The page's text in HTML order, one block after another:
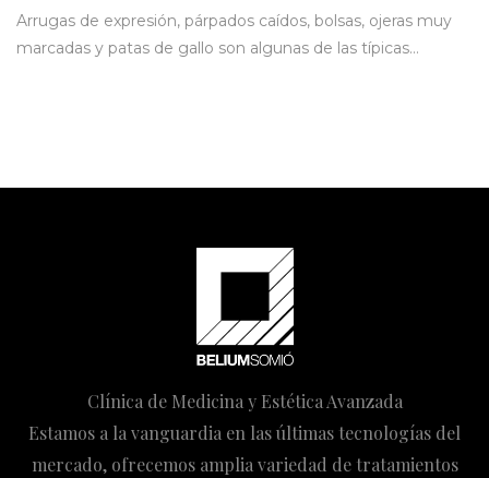
Arrugas de expresión, párpados caídos, bolsas, ojeras muy
marcadas y patas de gallo son algunas de las típicas…
Clínica de Medicina y Estética Avanzada
Estamos a la vanguardia en las últimas tecnologías del
mercado, ofrecemos amplia variedad de tratamientos